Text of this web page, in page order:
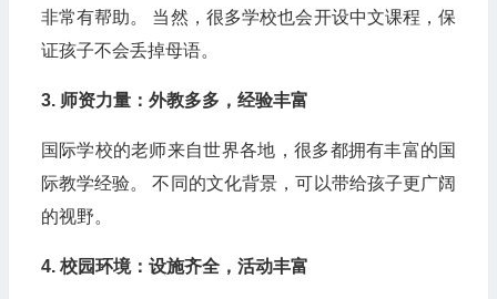
非常有帮助。 当然，很多学校也会开设中文课程，保
证孩子不会丢掉母语。
3. 师资力量：外教多多，经验丰富
国际学校的老师来自世界各地，很多都拥有丰富的国
际教学经验。 不同的文化背景，可以带给孩子更广阔
的视野。
4. 校园环境：设施齐全，活动丰富